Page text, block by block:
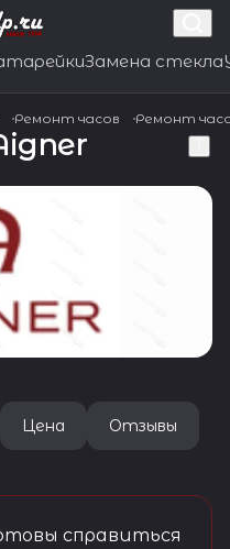
Замена стекла
Ремонт часов Ремонт
Цена Отзывы
справиться